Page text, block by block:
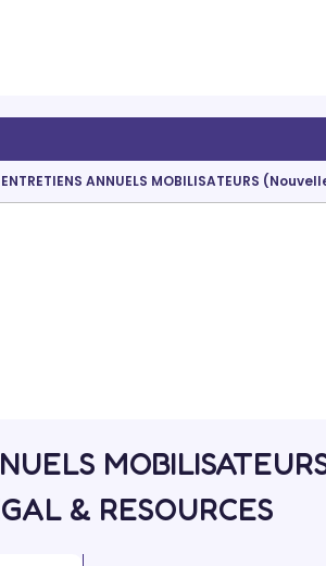
ENTRETIENS ANNUELS MOBILISATEURS
& RESOURCES